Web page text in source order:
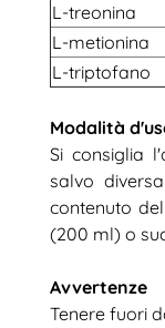
L-treonina
L-metionina
L-triptofano
Modalità
Si consiglia
salvo
contenuto
(200 ml) o
Avvertenze
Tenere fuori